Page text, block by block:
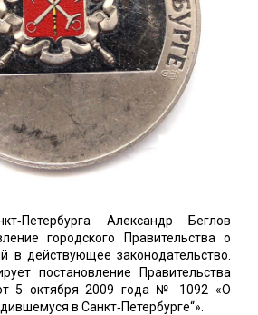
Александр Беглов
городского Правительства о
в действующее законодательство.
постановление Правительства
от 5 октября 2009 года № 1092 «О
в Санкт‑Петербурге“».